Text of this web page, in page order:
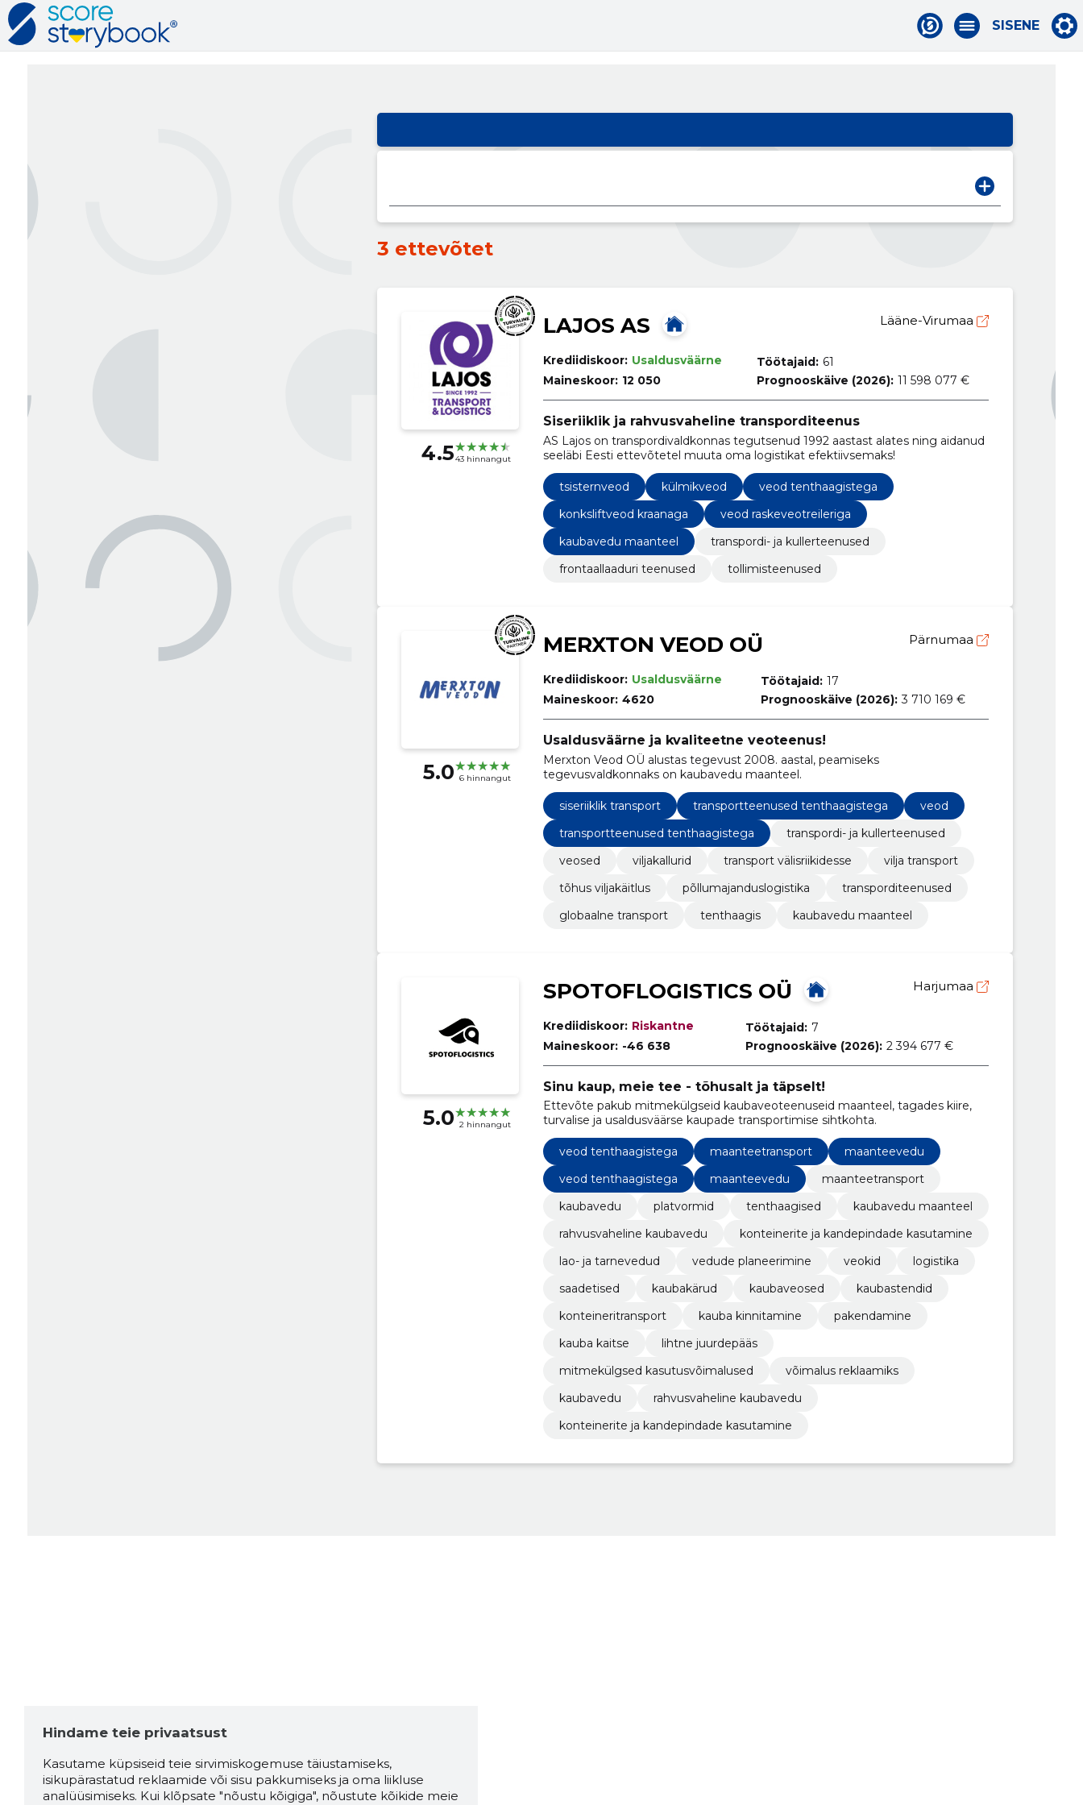
SISENE
3 ettevõtet
4.543 hinnangut
LAJOS AS Lääne-Virumaa
Krediidiskoor: Usaldusväärne
Maineskoor: 12 050
Töötajaid: 61
Prognooskäive (2026): 11 598 077 €
Siseriiklik ja rahvusvaheline transporditeenus
AS Lajos on transpordivaldkonnas tegutsenud 1992 aastast alates ning aidanud
seeläbi Eesti ettevõtetel muuta oma logistikat efektiivsemaks!
tsisternveod külmikveod
veod tenthaagistega
konksliftveod kraanaga
veod raskeveotreileriga
kaubavedu maanteel
transpordi- ja kullerteenused
frontaallaaduri teenused
tollimisteenused
5.0 6 hinnangut
MERXTON VEOD OÜ Pärnumaa
Krediidiskoor: Usaldusväärne
Maineskoor: 4620
Töötajaid: 17
Prognooskäive (2026): 3 710 169 €
Usaldusväärne ja kvaliteetne veoteenus!
Merxton Veod OÜ alustas tegevust 2008. aastal, peamiseks
tegevusvaldkonnaks on kaubavedu maanteel.
siseriiklik transport transportteenused tenthaagistega
veod
transportteenused tenthaagistega
transpordi- ja kullerteenused
veosed
viljakallurid transport välisriikidesse
vilja transport
tõhus viljakäitlus
põllumajanduslogistika
transporditeenused
globaalne transport
tenthaagis kaubavedu maanteel
5.0 2 hinnangut
SPOTOFLOGISTICS OÜ Harjumaa
Krediidiskoor: Riskantne
Maineskoor: -46 638
Töötajaid: 7
Prognooskäive (2026): 2 394 677 €
Sinu kaup, meie tee - tõhusalt ja täpselt!
Ettevõte pakub mitmekülgseid kaubaveoteenuseid maanteel, tagades kiire,
turvalise ja usaldusväärse kaupade transportimise sihtkohta.
veod tenthaagistega maanteetransport
maanteevedu
veod tenthaagistega
maanteevedu
maanteetransport
kaubavedu
platvormid tenthaagised
kaubavedu maanteel
rahvusvaheline kaubavedu
konteinerite ja kandepindade kasutamine
lao- ja tarnevedud
vedude planeerimine veokid
logistika
saadetised
kaubakärud kaubaveosed
kaubastendid
konteineritransport
kauba kinnitamine
pakendamine
kauba kaitse
lihtne juurdepääs
mitmekülgsed kasutusvõimalused
võimalus reklaamiks
kaubavedu
rahvusvaheline kaubavedu
konteinerite ja kandepindade kasutamine
Hindame teie privaatsust
Kasutame küpsiseid teie sirvimiskogemuse täiustamiseks,
isikupärastatud reklaamide või sisu pakkumiseks ja oma liikluse
analüüsimiseks. Kui klõpsate "nõustu kõigiga", nõustute kõikide meie